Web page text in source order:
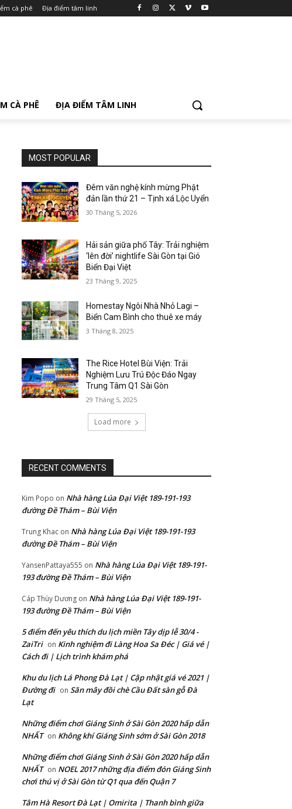
cà phê Địa điểm tâm linh
CÀ PHÊ ĐỊA ĐIỂM TÂM LINH
MOST POPULAR
Đêm văn nghệ kính mừng Phật
đản lần thứ 21 – Tịnh xá Lộc Uyển
30 Tháng 5, 2026
Hải sản giữa phố Tây: Trải nghiệm
‘lên đời’ nightlife Sài Gòn tại Gió
Biển Đại Việt
23 Tháng 9, 2025
Homestay Ngôi Nhà Nhỏ Lagi –
Biển Cam Bình cho thuê xe máy
3 Tháng 8, 2025
The Rice Hotel Bùi Viện: Trải
Nghiệm Lưu Trú Độc Đáo Ngay
Trung Tâm Q1 Sài Gòn
29 Tháng 5, 2025
Load more
RECENT COMMENTS
Kim Popo on Nhà hàng Lúa Đại Việt 189-191-193
đường Đề Thám – Bùi Viện
Trung Khac on Nhà hàng Lúa Đại Việt 189-191-193
đường Đề Thám – Bùi Viện
YansenPattaya555 on Nhà hàng Lúa Đại Việt 189-191-
193 đường Đề Thám – Bùi Viện
Cáp Thùy Dương on Nhà hàng Lúa Đại Việt 189-191-
193 đường Đề Thám – Bùi Viện
5 điểm đến yêu thích du lịch miền Tây dịp lễ 30/4 -
ZaiTri on Kinh nghiệm đi Làng Hoa Sa Đéc | Giá vé |
Cách đi | Lịch trình khám phá
Khu du lịch Lá Phong Đà Lạt | Cập nhật giá vé 2021 |
Đường đi on Săn mây đồi chè Cầu Đất sàn gỗ Đà
Lạt
Những điểm chơi Giáng Sinh ở Sài Gòn 2020 hấp dẫn
NHẤT on Không khí Giáng Sinh sớm ở Sài Gòn 2018
Những điểm chơi Giáng Sinh ở Sài Gòn 2020 hấp dẫn
NHẤT on NOEL 2017 những địa điểm đón Giáng Sinh
chơi thú vị ở Sài Gòn từ Q1 qua đến Quận 7
Tâm Hà Resort Đà Lạt | Omirita | Thanh bình giữa